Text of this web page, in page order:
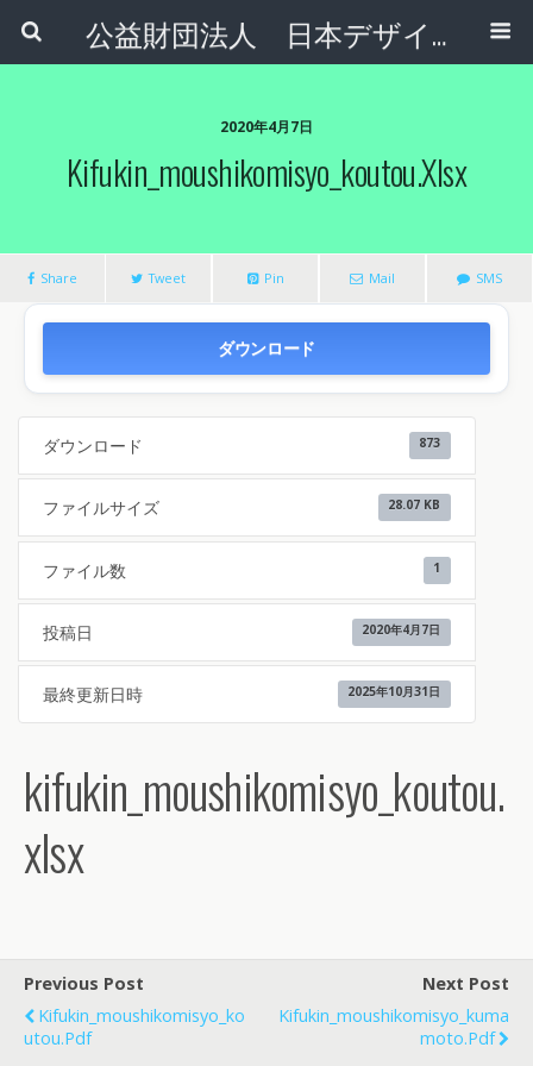
公益財団法人 日本デザインナンバー財団
2020年4月7日
Kifukin_moushikomisyo_koutou.xlsx
Share Tweet Pin Mail SMS
ダウンロード
ダウンロード 873
ファイルサイズ 28.07 KB
ファイル数 1
投稿日 2020年4月7日
最終更新日時 2025年10月31日
kifukin_moushikomisyo_koutou.
xlsx
Previous Post
Kifukin_moushikomisyo_ko
Utou.pdf
Next Post
Kifukin_moushikomisyo_kuma
Moto.pdf